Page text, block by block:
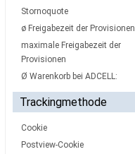
Stornoquote
ø Freigabezeit der Provisionen
maximale Freigabezeit der
Provisionen
Ø Warenkorb bei ADCELL:
Trackingmethode
Cookie
Postview-Cookie